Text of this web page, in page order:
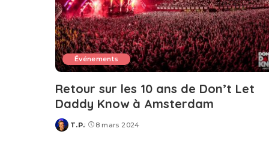
Événements
Retour sur les 10 ans de Don’t Let
Daddy Know à Amsterdam
Posted
T.P. 8 mars 2024